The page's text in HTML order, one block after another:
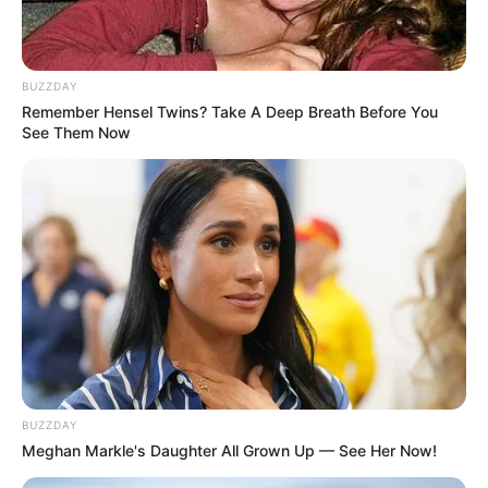
ΔΗΜΟΦΙΛΗ ΑΡΘΡΑ
Η Ρωσία κινητοποίησε το πυρηνικό
υποβρύχιο «K-329 Belgorod» για να
δοκιμάσει την...
BUZZDAY
Remember Hensel Twins? Take A Deep Breath Before You
See Them Now
BUZZDAY
Meghan Markle's Daughter All Grown Up — See Her Now!